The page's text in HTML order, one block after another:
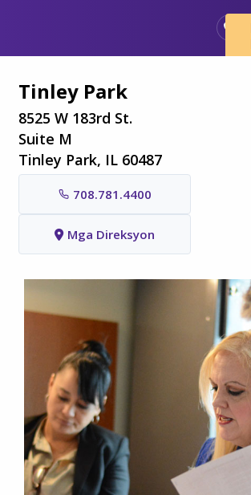
Mga Pangunahing Kaalaman
tungkol sa Hospice
Ang aming mga Serbisyo
Healthcare Professionals
alaga
Tinley Park
8525 W 183rd St.
Suite M
Tinley Park, IL 60487
708.781.4400
Mga Direksyon